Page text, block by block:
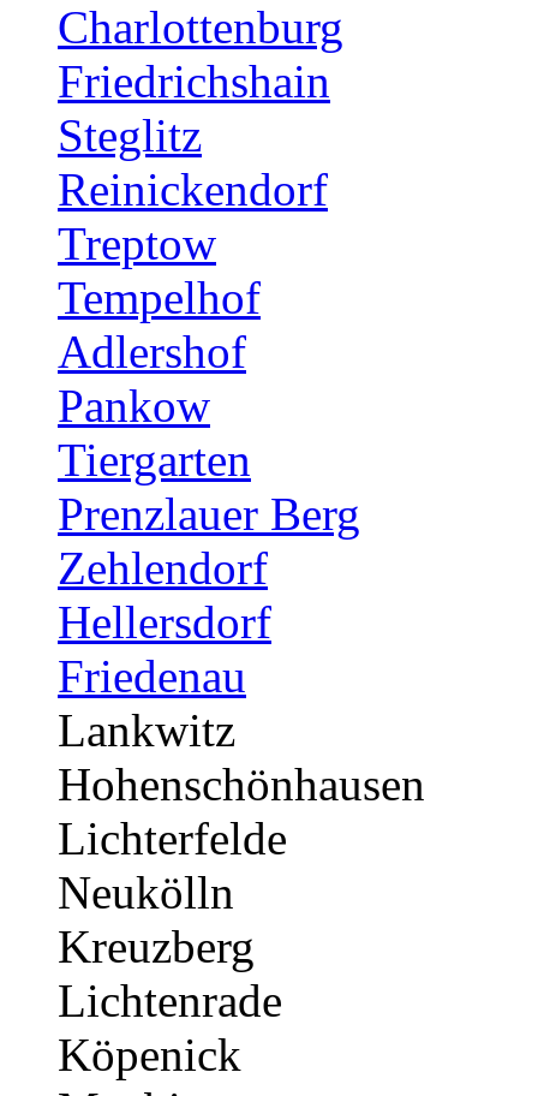
Charlottenburg
Friedrichshain
Steglitz
Reinickendorf
Treptow
Tempelhof
Adlershof
Pankow
Tiergarten
Prenzlauer Berg
Zehlendorf
Hellersdorf
Friedenau
Lankwitz
Hohenschönhausen
Lichterfelde
Neukölln
Kreuzberg
Lichtenrade
Köpenick